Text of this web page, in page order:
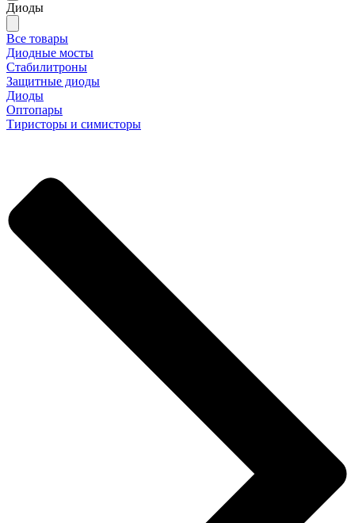
Диоды
Все товары
Диодные мосты
Стабилитроны
Защитные диоды
Диоды
Оптопары
Тиристоры и симисторы